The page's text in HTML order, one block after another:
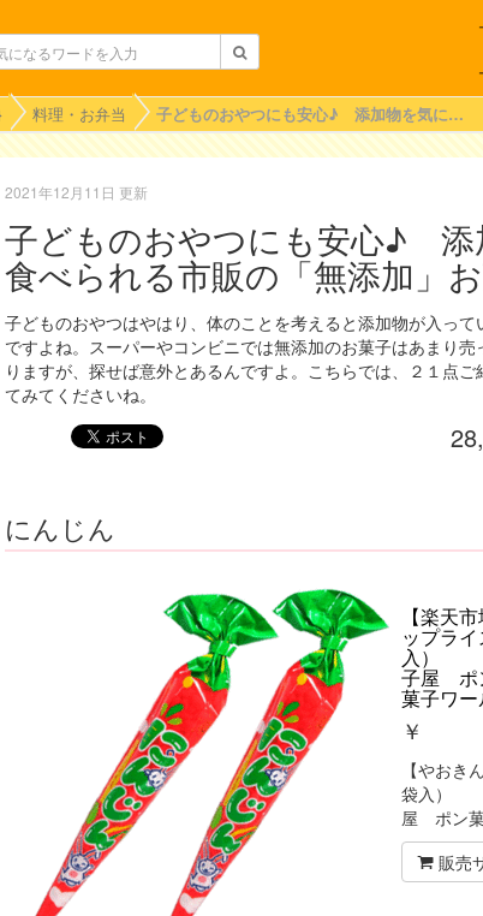
H
o
m
料理・お弁当 子どものおやつにも安心♪ 添加物を気にせず食べられる市販の「無添加」お菓子
2021年12月11日 更新
子どものおやつにも安心♪ 添
食べられる市販の「無添加」
子どものおやつはやはり、体のことを考えると添加物が入っ
ですよね。スーパーやコンビニでは無添加のお菓子はあまり
りますが、探せば意外とあるんですよ。こちらでは、２１点
てみてくださいね。
にんじん
【楽天
ップラ
入
子屋 ポ
菓子ワー
￥
【やおき
袋入
屋 ポン
販売